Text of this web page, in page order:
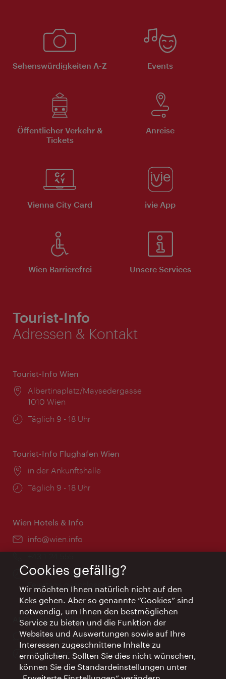
Sehenswürdigkeiten A-Z Events
Öffentlicher Verkehr &
Tickets
Anreise
Vienna City Card ivie App
Wien Barrierefrei Unsere Services
Tourist-Info
Adressen & Kontakt
Tourist-Info Wien
Ort:
Albertinaplatz/Maysedergasse
1010 Wien
Öffnungszeiten:
Täglich 9 - 18 Uhr
Tourist-Info Flughafen Wien
Ort:
in der Ankunftshalle
Öffnungszeiten:
Täglich 9 - 18 Uhr
Wien Hotels & Info
Email:
info@wien.info
Öffnungszeiten:
Montag - Freitag 9 – 17 Uhr
Feiertags geschlossen
AI Concierge Wien
Ort:
concierge.wien.info
Öffnungszeiten:
Informationen rund um die Uhr
Cookies gefällig?
Wir möchten Ihnen natürlich nicht auf den
Keks gehen. Aber so genannte “Cookies” sind
notwendig, um Ihnen den bestmöglichen
Service zu bieten und die Funktion der
Websites und Auswertungen sowie auf Ihre
Interessen zugeschnittene Inhalte zu
ermöglichen. Sollten Sie dies nicht wünschen,
können Sie die Standardeinstellungen unter